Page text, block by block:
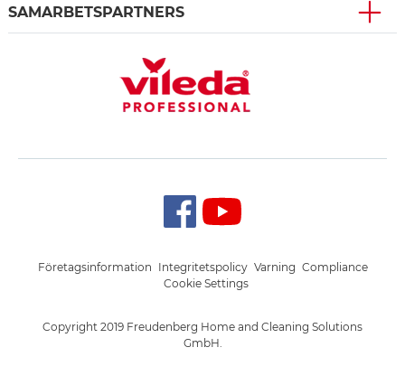
SAMARBETSPARTNERS
Copyright 2019 Freudenberg Home and Cleaning Solutions
GmbH.
Företagsinformation Integritetspolicy Varning Compliance
Cookie Settings